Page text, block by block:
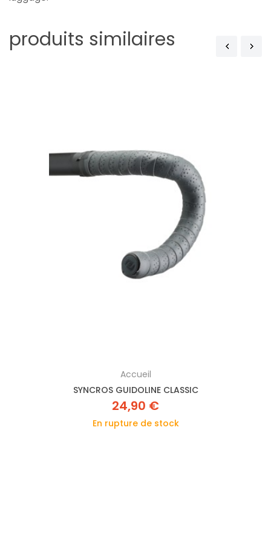
produits similaires
Accueil
SYNCROS GUIDOLINE CLASSIC
24,90 €
En rupture de stock